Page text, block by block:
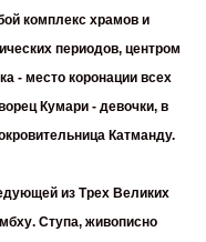
комплекс храмов и
периодов, центром
- место коронации всех
Кумари - девочки, в
Катманду.
из Трех Великих
. Ступа, живописно